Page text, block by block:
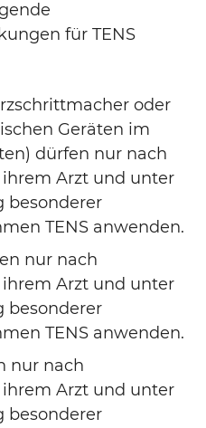
für TENS
oder
Geräten im
dürfen nur nach
Arzt und unter
besonderer
TENS anwenden.
nur nach
Arzt und unter
besonderer
TENS anwenden.
nur nach
Arzt und unter
besonderer